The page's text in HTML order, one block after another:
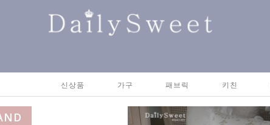
신상품 가구 패브릭 키친